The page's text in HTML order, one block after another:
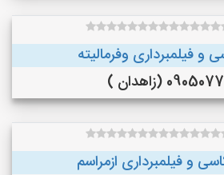
و فیلمبرداری وفرمالیته
(زاهدان )
و فیلمبرداری ازمراسم